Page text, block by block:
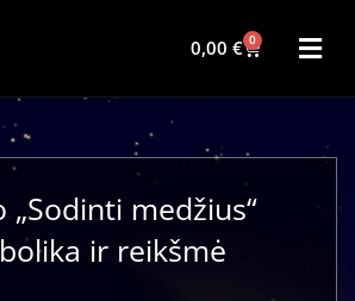
0,00 € 0
„Sodinti medžius“
ir reikšmė